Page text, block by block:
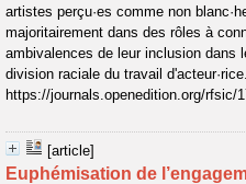
artistes perçu·es comme non
majoritairement dans des rôles à
ambivalences de leur inclusion dans
division raciale du travail d'acteur·rice.
https://journals.openedition.org/rfsic/
[article]
Euphémisation de